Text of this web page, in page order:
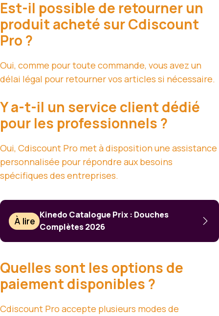
Est-il possible de retourner un
produit acheté sur Cdiscount
Pro ?
Oui, comme pour toute commande, vous avez un
délai légal pour retourner vos articles si nécessaire.
Y a-t-il un service client dédié
pour les professionnels ?
Oui, Cdiscount Pro met à disposition une assistance
personnalisée pour répondre aux besoins
spécifiques des entreprises.
À lire
Kinedo Catalogue Prix : Douches
Complètes 2026
Quelles sont les options de
paiement disponibles ?
Cdiscount Pro accepte plusieurs modes de